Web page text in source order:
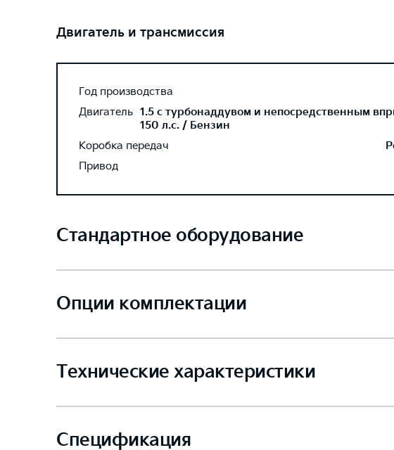
Двигатель и трансмиссия
Год производства
Двигатель 1.5 с турбонаддувом и непосредственным
150 л.с. / Бензин
Коробка передач
Привод
Стандартное оборудование
Опции комплектации
Технические характеристики
Спецификация